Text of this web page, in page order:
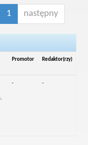
1 następny
Promotor Redaktor(rzy)
- -